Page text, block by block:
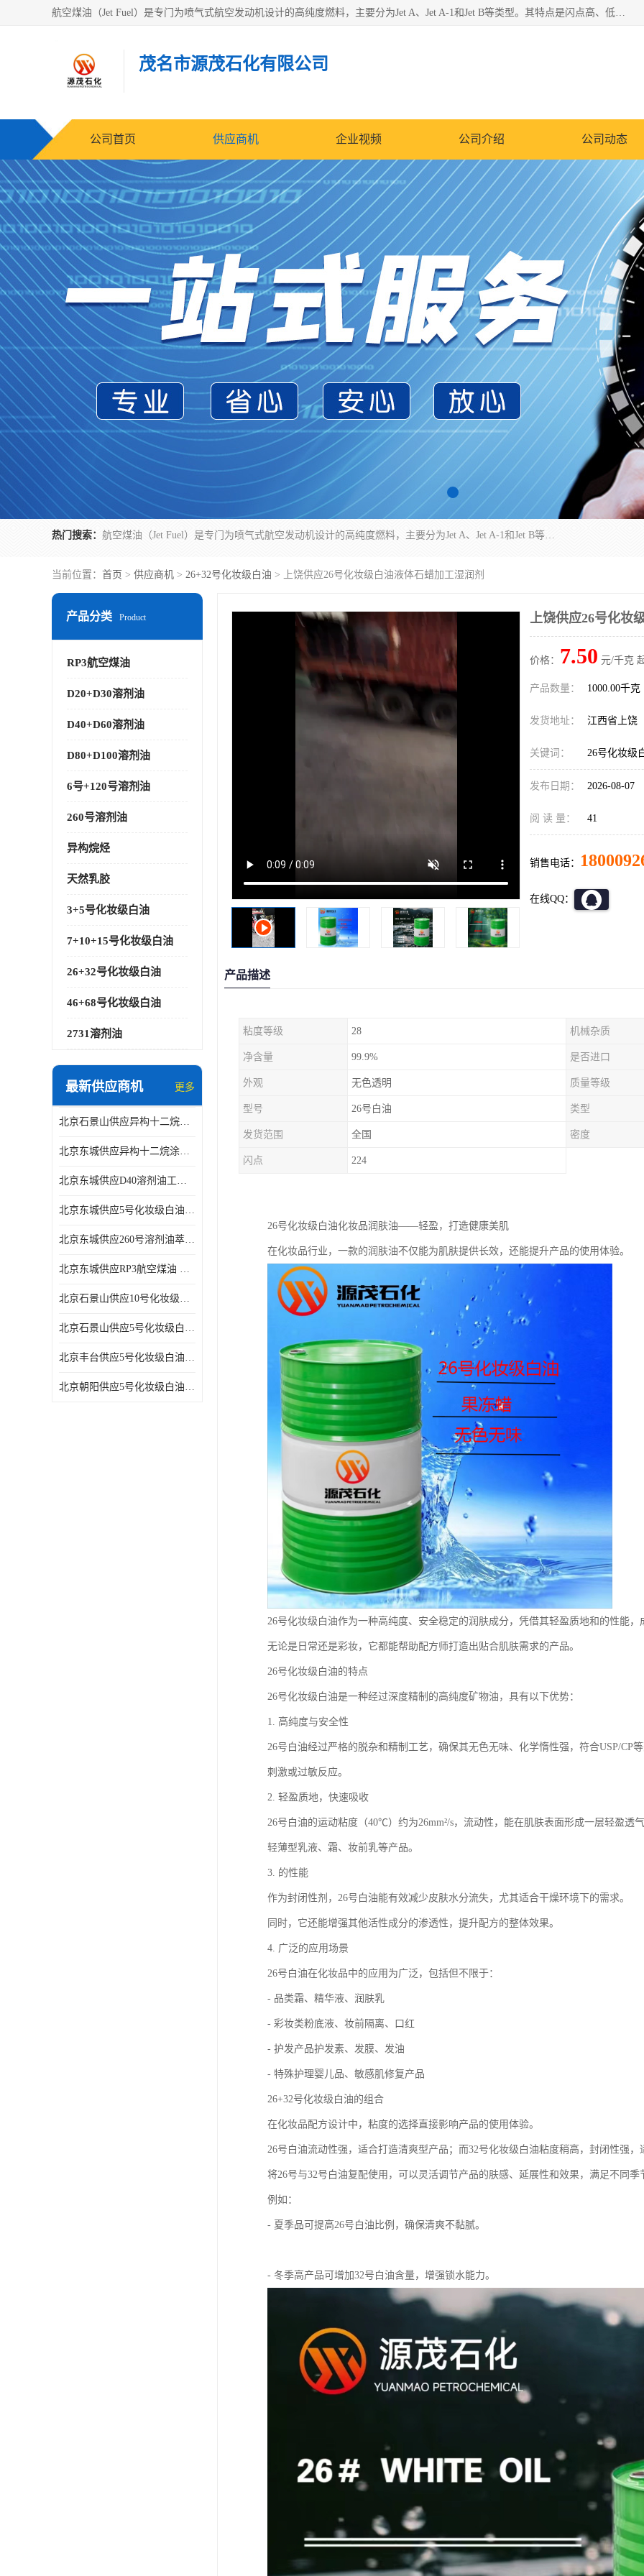
航空煤油（Jet Fuel）是专门为喷气式航空发动机设计的高纯度燃料，主要分为Jet A、Jet A-1和Jet B等类型。其特点是闪点高、低温流动性好，并添加了抗静电剂和抗氧化剂以确保飞行安全。航空煤油需
茂名市源茂石化有限公司
公司首页 供应商机 企业视频 公司介绍 公司动态
热门搜索： 航空煤油（Jet Fuel）是专门为喷气式航空发动机设计的高纯度燃料，主要分为Jet A、Jet A-1和Jet B等类型。其特点是闪点高、低温流动性好，并添加了抗静电剂和抗氧化剂以确保飞行安全。航空煤油需
当前位置： 首页 > 供应商机 > 26+32号化妆级白油 > 上饶供应26号化妆级白油液体石蜡加工湿润剂
产品分类 Product
RP3航空煤油
D20+D30溶剂油
D40+D60溶剂油
D80+D100溶剂油
6号+120号溶剂油
260号溶剂油
异构烷烃
天然乳胶
3+5号化妆级白油
7+10+15号化妆级白油
26+32号化妆级白油
46+68号化妆级白油
2731溶剂油
最新供应商机 更多
北京石景山供应异构十二烷香精助剂
北京东城供应异构十二烷涂料胶粘油墨稀释剂
北京东城供应D40溶剂油工业金属清洗
北京东城供应5号化妆级白油钻井液润滑剂
北京东城供应260号溶剂油萃取溶剂油金属萃取剂
北京东城供应RP3航空煤油 高含量国标工业级航空煤油燃料油 无色透明
北京石景山供应10号化妆级白油高精密机械润滑油
北京石景山供应5号化妆级白油缝纫机油 设备润滑油
北京丰台供应5号化妆级白油纤维与织物柔软光亮
北京朝阳供应5号化妆级白油纺织时的润滑剂
上饶供应26号化妆
价格： 7.50 元/千克
产品数量： 1000.00千克
发货地址： 江西省上饶
关键词： 26号化妆级
发布日期： 2026-08-07
阅 读 量： 41
销售电话：
在线QQ：
产品描述
粘度等级 28 机械杂质
净含量 99.9% 是否进口
外观 无色透明 质量等级
型号 26号白油 类型
发货范围 全国 密度
闪点 224
26号化妆级白油化妆品润肤油——轻盈，打造健康美肌
在化妆品行业，一款的润肤油不仅能为肌肤提供长效，还能提升产品的使用体验。
26号化妆级白油作为一种高纯度、安全稳定的润肤成分，凭借其轻盈质地和的性能，
无论是日常还是彩妆，它都能帮助配方师打造出贴合肌肤需求的产品。
26号化妆级白油的特点
26号化妆级白油是一种经过深度精制的高纯度矿物油，具有以下优势：
1. 高纯度与安全性
26号白油经过严格的脱杂和精制工艺，确保其无色无味、化学惰性强，符合USP/CP
刺激或过敏反应。
2. 轻盈质地，快速吸收
26号白油的运动粘度（40℃）约为26mm²/s，流动性，能在肌肤表面形成一层轻盈透
轻薄型乳液、霜、妆前乳等产品。
3. 的性能
作为封闭性剂，26号白油能有效减少皮肤水分流失，尤其适合干燥环境下的需求。
同时，它还能增强其他活性成分的渗透性，提升配方的整体效果。
4. 广泛的应用场景
26号白油在化妆品中的应用为广泛，包括但不限于：
- 品类霜、精华液、润肤乳
- 彩妆类粉底液、妆前隔离、口红
- 护发产品护发素、发膜、发油
- 特殊护理婴儿品、敏感肌修复产品
26+32号化妆级白油的组合
在化妆品配方设计中，粘度的选择直接影响产品的使用体验。
26号白油流动性强，适合打造清爽型产品；而32号化妆级白油粘度稍高，封闭性强，
将26号与32号白油复配使用，可以灵活调节产品的肤感、延展性和效果，满足不同季
例如：
- 夏季品可提高26号白油比例，确保清爽不黏腻。
- 冬季高产品可增加32号白油含量，增强锁水能力。